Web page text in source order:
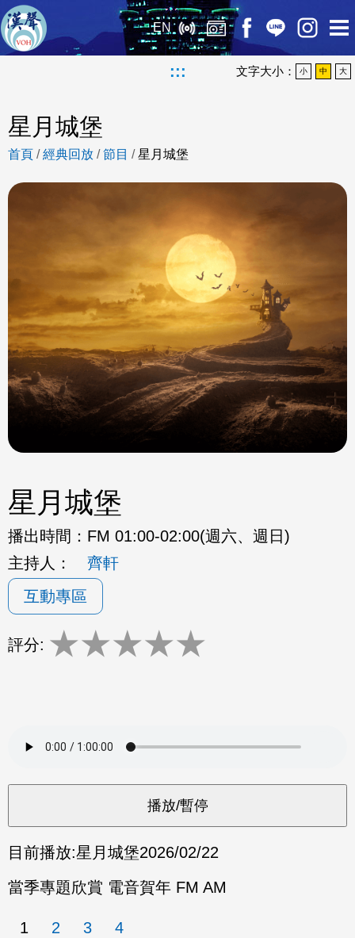
EN
::: 文字大小： 小 中 大
星月城堡
首頁 /經典回放 /節目 /星月城堡
星月城堡
播出時間： FM 01:00-02:00(週六、週日)
主持人：
齊軒
互動專區
評分: ★★★★★
目前播放:星月城堡2026/02/22
當季專題欣賞 電音賀年 FM AM
1 2 3 4